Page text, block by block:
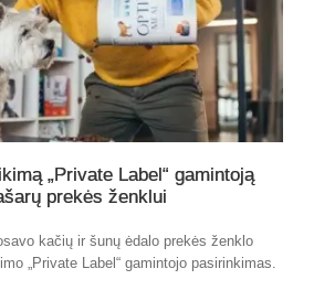
„Private Label“ gamintoją
prekės ženklui
kačių ir šunų ėdalo prekės ženklo
„Private Label“ gamintojo pasirinkimas.